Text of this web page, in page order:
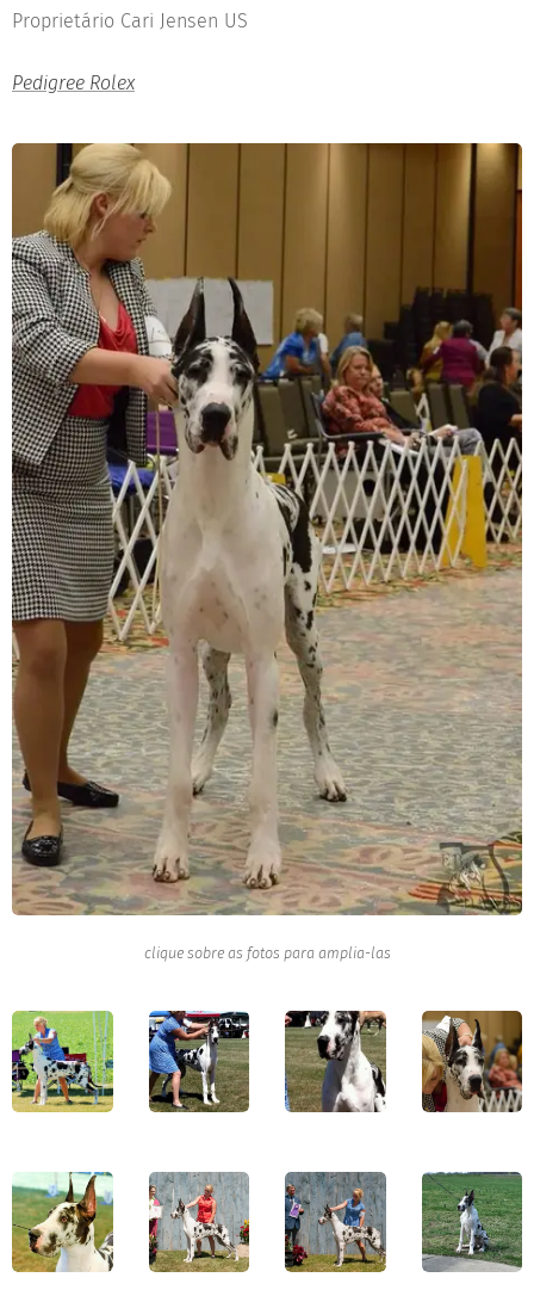
Proprietário Cari Jensen US
Pedigree Rolex
clique sobre as fotos para amplia-las